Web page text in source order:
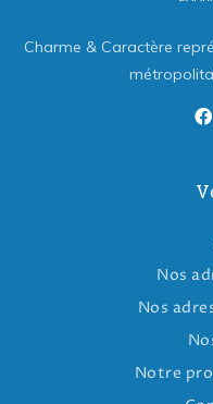
Charme & Caractère
Nos
Nos
Notre